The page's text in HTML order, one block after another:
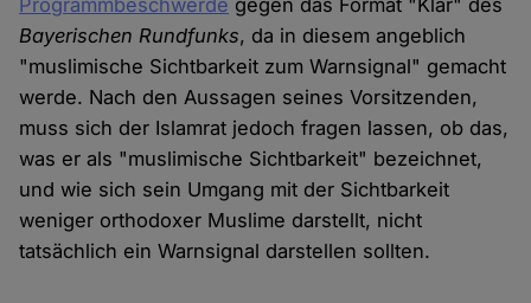
Bayerischen Rundfunks, da in diesem angeblich
"muslimische Sichtbarkeit zum Warnsignal" gemacht
werde. Nach den Aussagen seines Vorsitzenden,
muss sich der Islamrat jedoch fragen lassen, ob das,
was er als "muslimische Sichtbarkeit" bezeichnet,
und wie sich sein Umgang mit der Sichtbarkeit
weniger orthodoxer Muslime darstellt, nicht
tatsächlich ein Warnsignal darstellen sollten.